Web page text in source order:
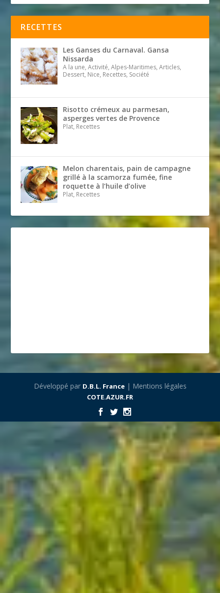
RECETTES
Les Ganses du Carnaval. Gansa
Nissarda
A la une, Activité, Alpes-Maritimes, Articles,
Dessert, Nice, Recettes, Société
Risotto crémeux au parmesan,
asperges vertes de Provence
Plat, Recettes
Melon charentais, pain de campagne
grillé à la scamorza fumée, fine
roquette à l’huile d’olive
Plat, Recettes
Développé par D.B.L. France| Mentions légales
COTE.AZUR.FR